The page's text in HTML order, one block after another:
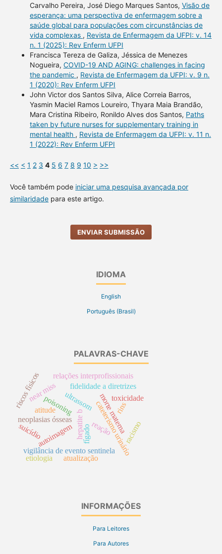
Carvalho Pereira, José Diego Marques Santos, Visão de
esperança: uma perspectiva de enfermagem sobre a
saúde global para populações com circunstâncias de
vida complexas , Revista de Enfermagem da UFPI: v. 14
n. 1 (2025): Rev Enferm UFPI
Francisca Tereza de Galiza, Jéssica de Menezes
Nogueira, COVID-19 AND AGING: challenges in facing
the pandemic , Revista de Enfermagem da UFPI: v. 9 n.
1 (2020): Rev Enferm UFPI
John Victor dos Santos Silva, Alice Correia Barros,
Yasmin Maciel Ramos Loureiro, Thyara Maia Brandão,
Mara Cristina Ribeiro, Ronildo Alves dos Santos, Paths
taken by future nurses for supplementary training in
mental health , Revista de Enfermagem da UFPI: v. 11 n.
1 (2022): Rev Enferm UFPI
<< < 1 2 3 4 5 6 7 8 9 10 > >>
Você também pode iniciar uma pesquisa avançada por
similaridadepara este artigo.
ENVIAR SUBMISSÃO
IDIOMA
English
Português (Brasil)
PALAVRAS-CHAVE
hepatite b
neoplasias ósseas
poisoningultrassomcateterismo urinário
near miss
vigilância de evento sentinela
fidelidade a diretrizes
riscos físicos
autoimagem
morte materna
relações interprofissionais
suicídio reação
toxicidade
fígado
rins
racismo
atualização
atitude
etiologia
INFORMAÇÕES
Para Leitores
Para Autores